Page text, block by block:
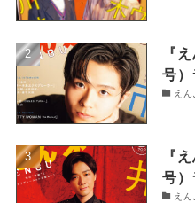
『
号）
えん
『
号）
えん